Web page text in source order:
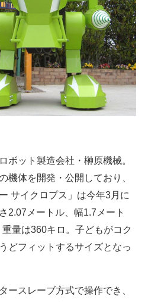
題
ット製造会社・榊原機械。
機体を開発・公開しており、
サイクロプス」は今年3月に
2.07メートル、幅1.7メート
量は360キロ。子どもがコク
どフィットするサイズとなっ
スレーブ方式で操作でき、